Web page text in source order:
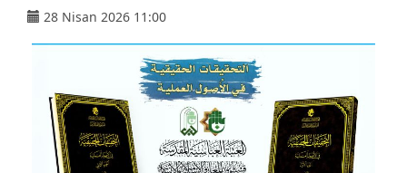
28 Nisan 2026 11:00